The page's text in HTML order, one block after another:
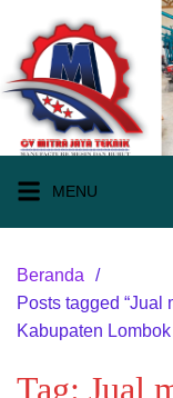
konten
MENU
Beranda
Posts tagged
Kabupaten Lombok
Tag: Jual